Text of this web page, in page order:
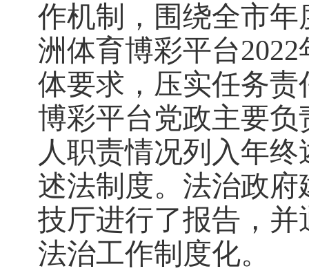
作机制， 围绕全市
洲体育博彩平台
体要求 ，压实任务责
博彩平台党政主要
人职责情况列入年
述法制度。法治政
技厅进行了报告，
法治工作制度化。